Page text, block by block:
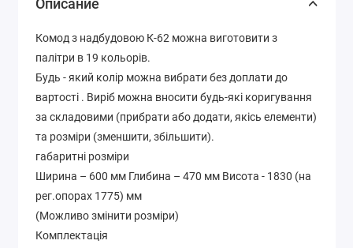
Описание
Комод з надбудовою К-62 можна виготовити з
палітри в 19 кольорів.
Будь - який колір можна вибрати без доплати до
вартості . Виріб можна вносити будь-які коригування
за складовими (прибрати або додати, якісь елементи)
та розміри (зменшити, збільшити).
габаритні розміри
Ширина – 600 мм Глибина – 470 мм Висота - 1830 (на
рег.опорах 1775) мм
(Можливо змінити розміри)
Комплектація